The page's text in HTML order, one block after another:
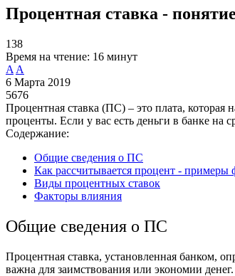
Процентная ставка -
138
Время на чтение: 16 минут
A A
6 Марта 2019
5676
Процентная ставка (ПС) – это плата, которая
проценты. Если у вас есть деньги в банке на
Содержание:
Общие сведения о ПС
Как рассчитывается процент - примеры
Виды процентных ставок
Факторы влияния
Общие сведения о ПС
Процентная ставка, установленная банком,
важна для заимствования или экономии